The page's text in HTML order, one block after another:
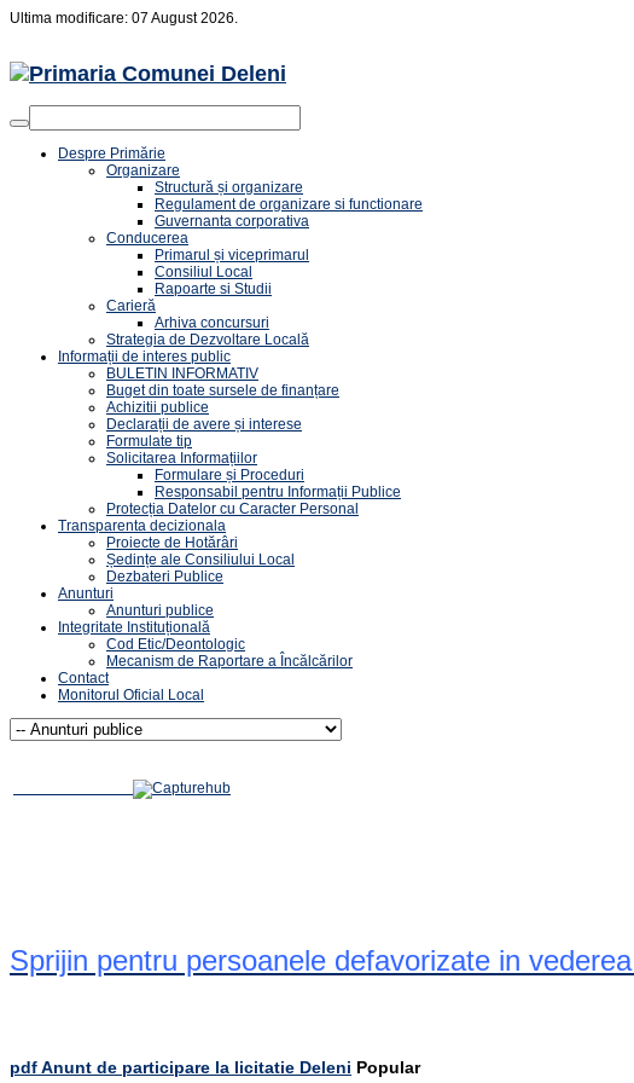
Ultima modificare: 07 August 2026.
Despre Primărie
Organizare
Structură și organizare
Regulament de organizare si functionare
Guvernanta corporativa
Conducerea
Primarul și viceprimarul
Consiliul Local
Rapoarte si Studii
Carieră
Arhiva concursuri
Strategia de Dezvoltare Locală
Informații de interes public
BULETIN INFORMATIV
Buget din toate sursele de finanțare
Achizitii publice
Declarații de avere și interese
Formulate tip
Solicitarea Informațiilor
Formulare și Proceduri
Responsabil pentru Informații Publice
Protecția Datelor cu Caracter Personal
Transparenta decizionala
Proiecte de Hotărâri
Ședințe ale Consiliului Local
Dezbateri Publice
Anunturi
Anunturi publice
Integritate Instituțională
Cod Etic/Deontologic
Mecanism de Raportare a Încălcărilor
Contact
Monitorul Oficial Local
Sprijin pentru persoanele defavorizate in
pdfAnunt de participare la licitatie Deleni Popular